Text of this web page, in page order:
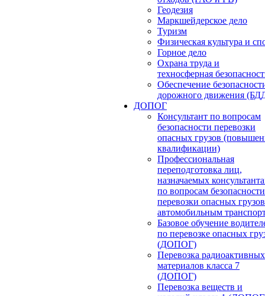
Геодезия
Маркшейдерское дело
Туризм
Физическая культура и
Горное дело
Охрана труда и
техносферная
Обеспечение
дорожного движения
ДОПОГ
Консультант по вопросам
безопасности перевозки
опасных грузов
квалификации)
Профессиональная
переподготовка лиц,
назначаемых
по вопросам безопасности
перевозки опасных грузов
автомобильным
Базовое обучение
по перевозке опасных
(ДОПОГ)
Перевозка радиоактивных
материалов класса 7
(ДОПОГ)
Перевозка веществ и